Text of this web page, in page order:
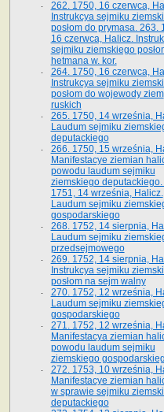
262. 1750, 16 czerwca,
Instrukcya sejmiku
posłom do prymasa. 263.
16 czerwca, Halicz.
sejmiku ziemskiego
hetmana w. kor.
264. 1750, 16 czerwca,
Instrukcya sejmiku
posłom do wojewody ziem
ruskich
265. 1750, 14 września,
Laudum sejmiku
deputackiego
266. 1750, 15 września,
Manifestacye ziemian
powodu laudum sejmiku
ziemskiego deputackiego.
1751, 14 września, Halicz.
Laudum sejmiku
gospodarskiego
268. 1752, 14 sierpnia,
Laudum sejmiku
przedsejmowego
269. 1752, 14 sierpnia,
Instrukcya sejmiku
posłom na sejm walny
270. 1752, 12 września,
Laudum sejmiku
gospodarskiego
271. 1752, 12 września,
Manifestacya ziemian
powodu laudum sejmiku
ziemskiego
272. 1753, 10 września,
Manifestacye ziemian
w sprawie sejmiku
deputackiego